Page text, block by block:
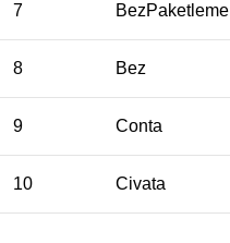
7 BezPaketleme
8 Bez
9 Conta
10 Civata